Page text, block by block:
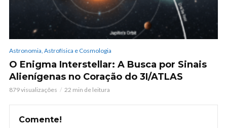
Astronomia, Astrofísica e Cosmologia
O Enigma Interstellar: A Busca por Sinais
Alienígenas no Coração do 3I/ATLAS
879 visualizações 22 min de leitura
Comente!